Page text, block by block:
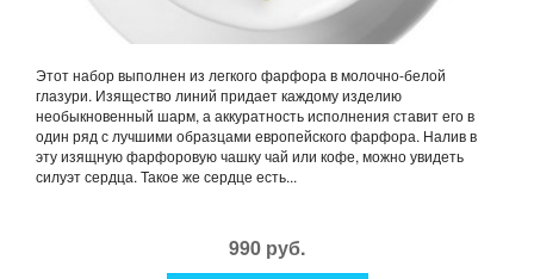
Этот набор выполнен из легкого фарфора в молочно-белой
глазури. Изящество линий придает каждому изделию
необыкновенный шарм, а аккуратность исполнения ставит его в
один ряд с лучшими образцами европейского фарфора. Налив в
эту изящную фарфоровую чашку чай или кофе, можно увидеть
силуэт сердца. Такое же сердце есть...
990 руб.